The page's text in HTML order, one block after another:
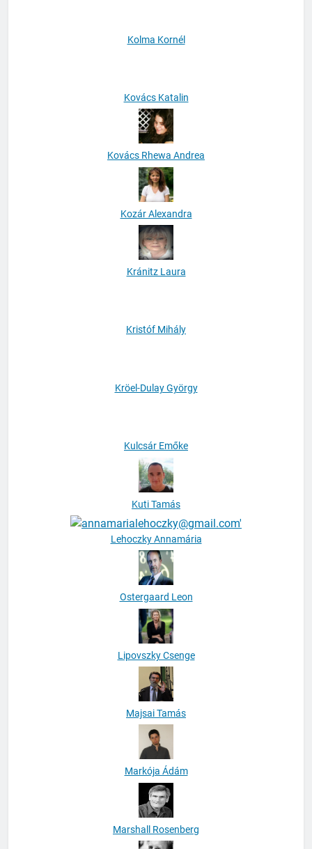
Kovács Katalin
Kovács Rhewa Andrea
Kozár Alexandra
Kulcsár Emőke
Kuti Tamás
Lehoczky Annamária
Ostergaard Leon
Lipovszky Csenge
Majsai Tamás
Markója Ádám
Marshall Rosenberg